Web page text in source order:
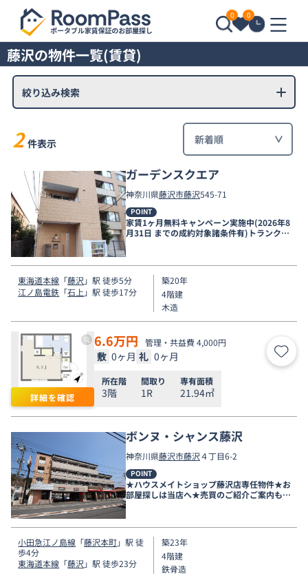
0 0
藤沢の物件一覧(賃貸)
絞り込み検索
2 件表示
ガーデンスクエア
神奈川県藤沢市藤沢545-71
POINT
家賃1ヶ月無料キャンペーン実施中(2026年8
月31日 までの成約対象諸条件有)トランクル
ーム付き♪
東海道本線 「藤沢 」駅 徒歩5分
江ノ島電鉄 「石上 」駅 徒歩17分
築20年
4階建
木造
詳細を確認
6.6万円 管理・共益費 4,000円
敷 0ヶ月 礼 0ヶ月 お気
所在階
3階
間取り
1R
専有面積
21.94㎡
ボンヌ・シャンス藤沢
神奈川県藤沢市藤沢４丁目6-2
POINT
★ハウスメイトショップ藤沢店専任物件★お
部屋探しは当店へ★売買のご紹介ご案内も可
能です★
小田急江ノ島線 「藤沢本町」駅 徒
歩4分
東海道本線 「藤沢 」駅 徒歩23分
築23年
4階建
鉄骨造